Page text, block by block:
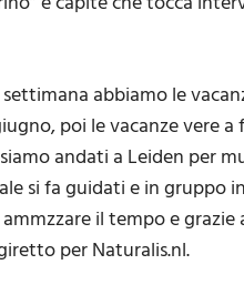
abbiamo le
poi le vacanze vere
andati a Leiden per
si fa guidati e in gruppo
il tempo e
per Naturalis.nl.